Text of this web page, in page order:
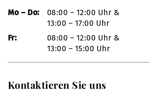
Mo – Do:
08:00 – 12:00 Uhr &
13:00 – 17:00 Uhr
Fr:
08:00 – 12:00 Uhr &
13:00 – 15:00 Uhr
Kontaktieren Sie uns